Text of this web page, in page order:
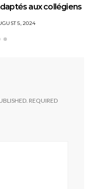
aux collégiens
5, 2024
REQUIRED